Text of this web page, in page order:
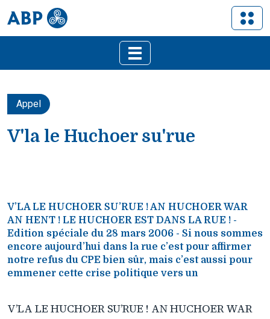
Appel
V'la le Huchoer su'rue
V’LA LE HUCHOER SU’RUE ! AN HUCHOER WAR
AN HENT ! LE HUCHOER EST DANS LA RUE ! -
Edition spéciale du 28 mars 2006 - Si nous sommes
encore aujourd’hui dans la rue c’est pour affirmer
notre refus du CPE bien sûr, mais c’est aussi pour
emmener cette crise politique vers un
V’LA LE HUCHOER SU’RUE ! AN HUCHOER WAR